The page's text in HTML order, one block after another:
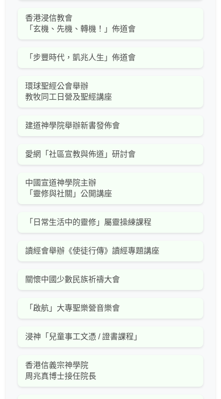
香港浸信教會
「玄機、先機、轉機！」佈道會
「步豐時代，凱兆人生」佈道會
環球聖經公會舉辦
教牧同工日營及聖經講座
建道神學院舉辦新書發佈會
愛網「社區宣教與佈道」研討會
中國宣道神學院主辦
「靈修與社關」公開講座
「日常生活中的靈修」屬靈操練課程
讀經會舉辦《使徒行傳》讀經專題講座
關懷中國少數民族祈禱大會
「啟航」大專聖樂營音樂會
浸神「兒童事工文憑 / 證書課程」
香港信義宗神學院
周兆真博士接任院長